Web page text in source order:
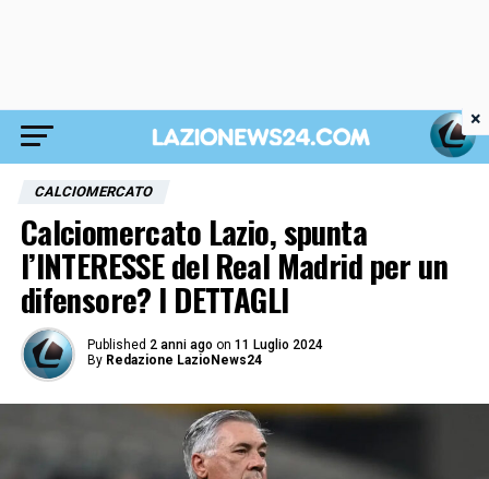
CALCIOMERCATO
Calciomercato Lazio, spunta
l’INTERESSE del Real Madrid per un
difensore? I DETTAGLI
Published 2 anni ago on 11 Luglio 2024
By Redazione LazioNews24
×